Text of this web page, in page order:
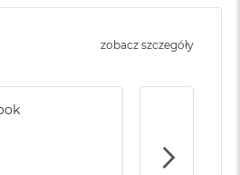
zobacz szczegóły